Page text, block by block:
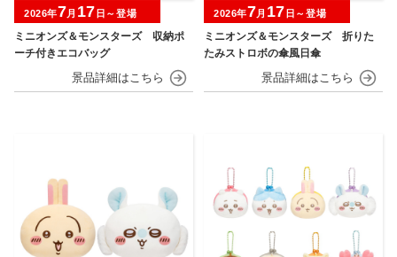
ミニオンズ＆モンスターズ 収納ポ
ーチ付きエコバッグ
2026年7月 17 日～登場
ミニオンズ＆モンスターズ 折りた
たみストロボの傘風日傘
2026年7月 17 日～登場